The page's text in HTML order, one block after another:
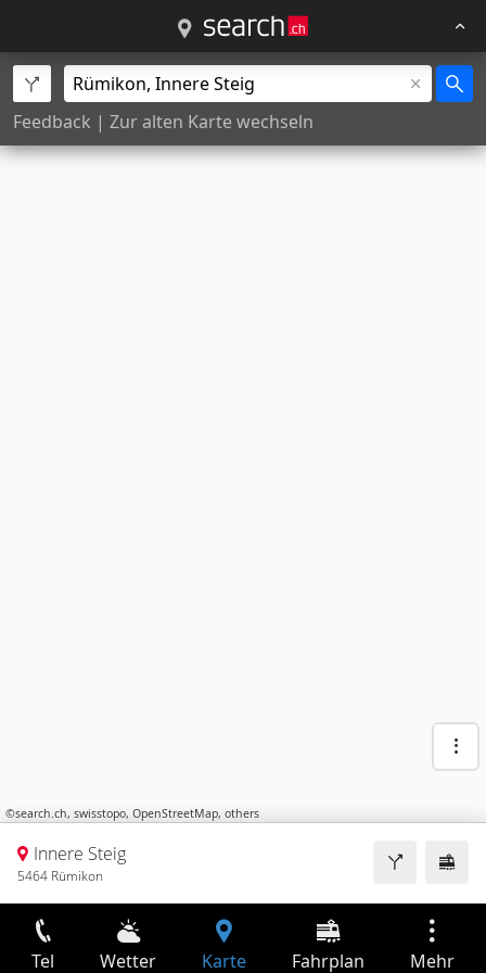
Feedback | Zur alten Karte wechseln
©search.ch, swisstopo, OpenStreetMap, others
Innere Steig
5464 Rümikon
Tel Wetter Karte Fahrplan Mehr